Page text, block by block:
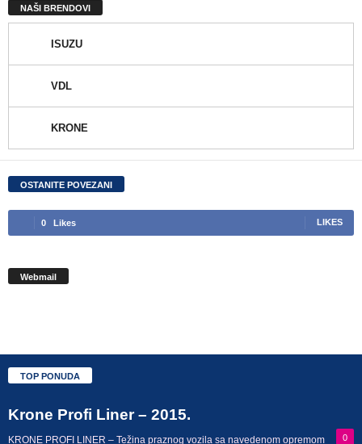
NAŠI BRENDOVI
ISUZU
VDL
KRONE
OSTANITE POVEZANI
0 Likes LIKES
Webmail
TOP PONUDA
Krone Profi Liner – 2015.
0